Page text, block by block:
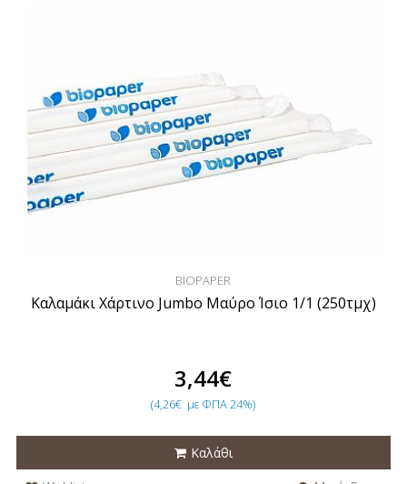
BIOPAPER
Καλαμάκι Χάρτινο Jumbo Μαύρο Ίσιο 1/1 (250τμχ)
3,44€
(4,26€ με ΦΠΑ 24%)
Καλάθι